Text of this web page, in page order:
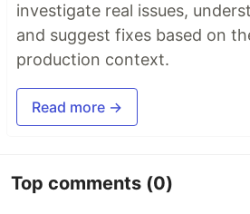
investigate real issues,
and suggest fixes based on
production context.
Read more →
Top comments (0)